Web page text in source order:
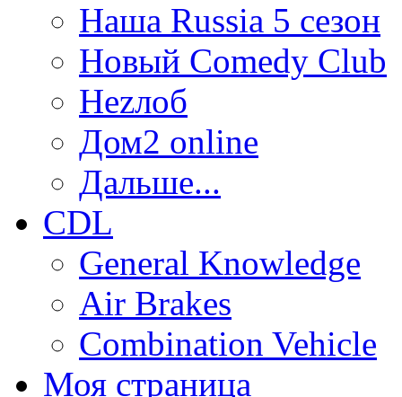
Наша Russia 5 сезон
Новый Comedy Club
Неzлоб
Дом2 online
Дальше...
CDL
General Knowledge
Air Brakes
Combination Vehicle
Моя страница